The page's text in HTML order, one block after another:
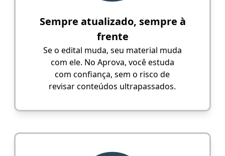
Sempre atualizado, sempre à
frente
Se o edital muda, seu material muda
com ele. No Aprova, você estuda
com confiança, sem o risco de
revisar conteúdos ultrapassados.